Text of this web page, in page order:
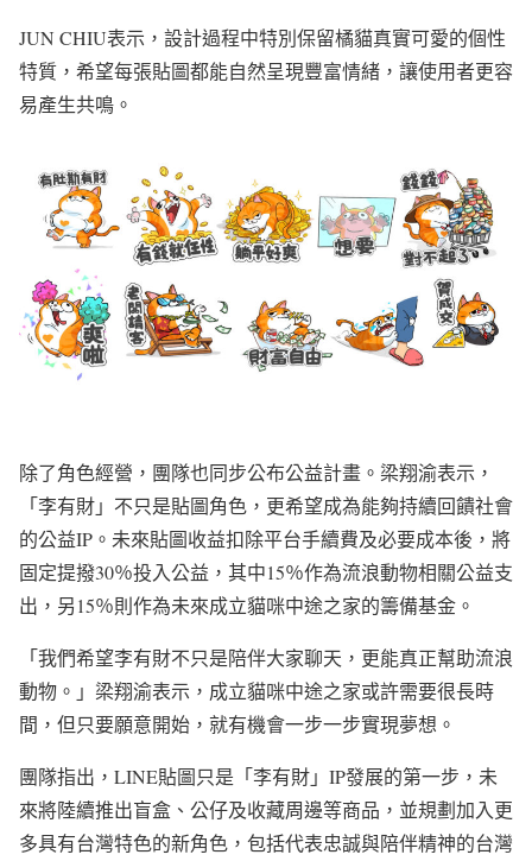
JUN CHIU表示，設計過程中特別保留橘貓真實可愛的個性
特質，希望每張貼圖都能自然呈現豐富情緒，讓使用者更容
易產生共鳴。
除了角色經營，團隊也同步公布公益計畫。梁翔渝表示，
「李有財」不只是貼圖角色，更希望成為能夠持續回饋社會
的公益IP。未來貼圖收益扣除平台手續費及必要成本後，將
固定提撥30％投入公益，其中15％作為流浪動物相關公益支
出，另15％則作為未來成立貓咪中途之家的籌備基金。
「我們希望李有財不只是陪伴大家聊天，更能真正幫助流浪
動物。」梁翔渝表示，成立貓咪中途之家或許需要很長時
間，但只要願意開始，就有機會一步一步實現夢想。
團隊指出，LINE貼圖只是「李有財」IP發展的第一步，未
來將陸續推出盲盒、公仔及收藏周邊等商品，並規劃加入更
多具有台灣特色的新角色，包括代表忠誠與陪伴精神的台灣